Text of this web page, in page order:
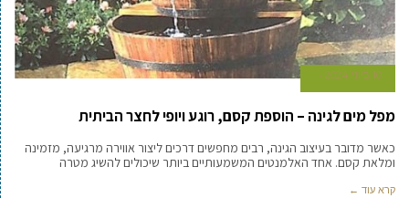
10 ביוני 2024
מפל מים לגינה – הוספת קסם, רוגע ויופי לחצר הביתית
כאשר מדובר בעיצוב הגינה, רבים מחפשים דרכים ליצור אווירה מרגיעה, מזמינה
ומלאת קסם. אחד האלמנטים המשמעותיים ביותר שיכולים להשיג מטרה
קרא עוד ←